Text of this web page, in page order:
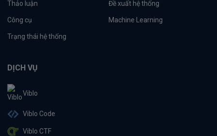
Thảo luận Đề xuất hệ thống
Công cụ Machine Learning
Trạng thái hệ thống
DỊCH VỤ
Viblo
Viblo Code
Viblo CTF